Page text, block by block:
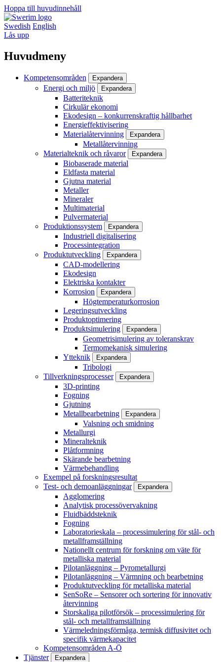
Hoppa till huvudinnehåll
Swedish English
Lås upp
Huvudmeny
Kompetensområden Expandera
Energi och miljö Expandera
Batteriteknik
Cirkulär ekonomi
Ekodesign – konkurrenskraftig hållbarhet
Energieffektivisering
Materialåtervinning
Expandera
Metallåtervinning
Materialteknik och råvaror
Expandera
Biobaserade material
Eldfasta material
Gjutna material
Metaller
Mineraler
Multimaterial
Pulvermaterial
Produktionssystem
Expandera
Industriell digitalisering
Processintegration
Produktutveckling
Expandera
CAD-modellering
Ekodesign
Elektriska kontakter
Korrosion
Expandera
Högtemperaturkorrosion
Legeringsutveckling
Produktoptimering
Produktsimulering
Expandera
Geometrisimulering av toleranskrav
Termomekanisk simulering
Ytteknik
Expandera
Tribologi
Tillverkningsprocesser
Expandera
3D-printing
Fogning
Gjutning
Metallbearbetning
Expandera
Valsning och smidning
Metallurgi
Mineralteknik
Plåtformning
Skärande bearbetning
Värmebehandling
Exempel på forskningsresultat
Test- och demoanläggningar
Expandera
Agglomering
Analytisk processövervakning
Fluidbäddsteknik
Fogning
Laboratorieskala – processimulering för stål- och
metallframställning
Nationellt centrum för forskning om väte för
metalliska material
Pilotanläggning – Pyrometallurgi
Pilotanläggning – Värmning och bearbetning
Produktutveckling för metalliska material
SenSoRe – Sensorer och sortering för innovativ
återvinning
Storskaliga pilotförsök – processimulering för
stål- och metallframställning
Värmeledningsförmåga, termisk diffusivitet och
specifik värmekapacitet
Kompetensområden A-Ö
Tjänster
Expandera